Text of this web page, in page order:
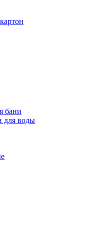
бани
для воды